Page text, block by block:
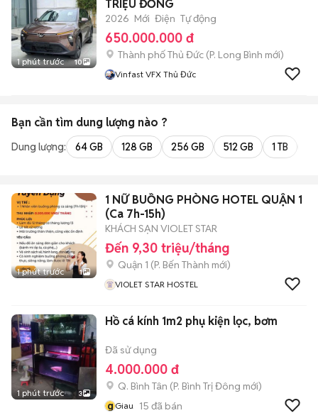
1 phút trước 10
TRIỆU ĐỒNG
2026 Mới Điện Tự động
650.000.000 đ
Thành phố Thủ Đức (P. Long Bình mới)
Vinfast VFX Thủ Đức
Bạn cần tìm dung lượng nào ?
Dung lượng: 64 GB 128 GB 256 GB 512 GB 1 TB
1 phút trước 1
1 NỮ BUỒNG PHÒNG HOTEL QUẬN 1
(Ca 7h-15h)
KHÁCH SẠN VIOLET STAR
Đến 9,30 triệu/tháng
Quận 1 (P. Bến Thành mới)
VIOLET STAR HOSTEL
1 phút trước 3
Hồ cá kính 1m2 phụ kiện lọc, bơm
Đã sử dụng
4.000.000 đ
Q. Bình Tân (P. Bình Trị Đông mới)
gGiau 15 đã bán